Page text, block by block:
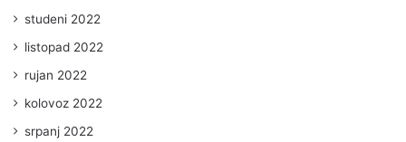
studeni 2022
listopad 2022
rujan 2022
kolovoz 2022
srpanj 2022